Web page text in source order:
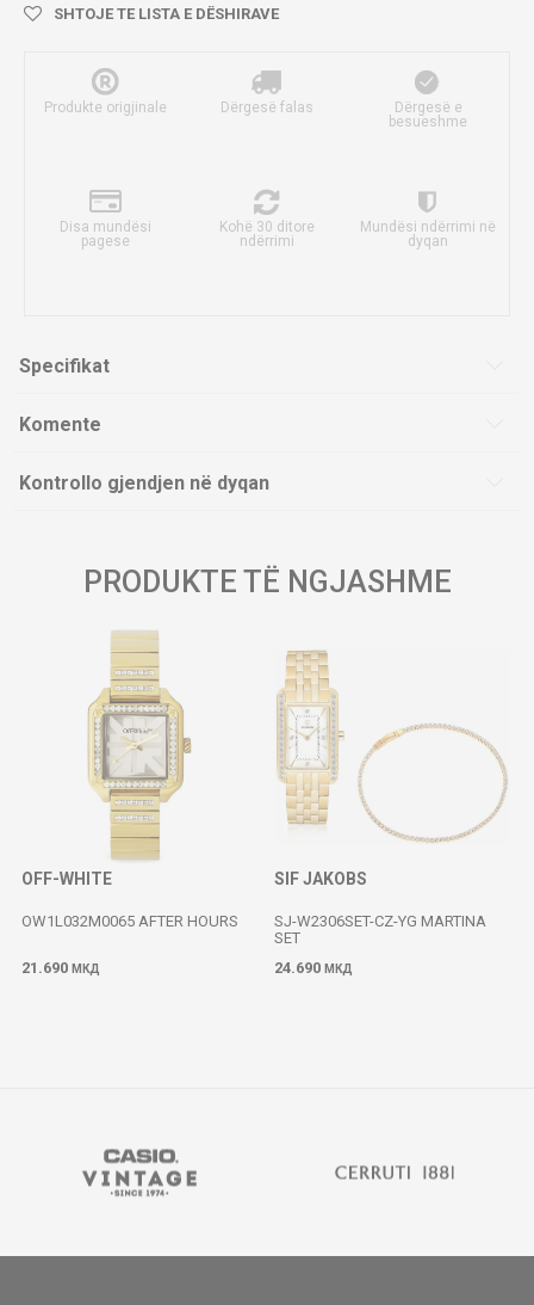
SHTOJE TE LISTA E DËSHIRAVE
Produkte origjinale Dërgesë falas
Dërgesë e
besueshme
Disa mundësi
pagese
Kohë 30 ditore
ndërrimi
Mundësi ndërrimi në
dyqan
Specifikat
Komente
Kontrollo gjendjen në dyqan
PRODUKTE TË NGJASHME
OFF-WHITE
OW1L032M0065 AFTER HOURS
21.690 МКД
SIF JAKOBS
SJ-W2306SET-CZ-YG MARTINA
SET
24.690 МКД